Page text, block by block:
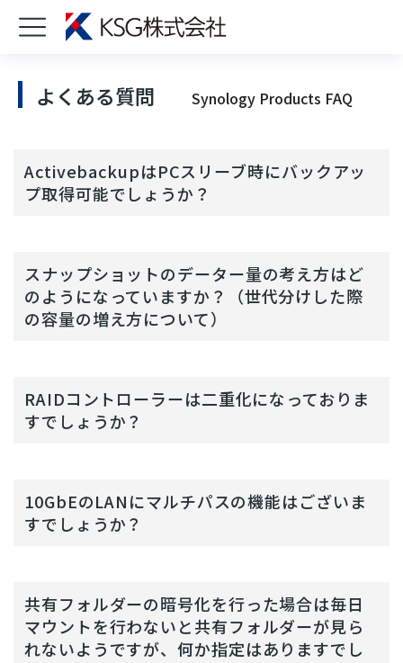
よくある質問 Synology Products FAQ
ActivebackupはPCスリーブ時にバックアッ
プ取得可能でしょうか？
スナップショットのデーター量の考え方はど
のようになっていますか？（世代分けした際
の容量の増え方について）
RAIDコントローラーは二重化になっておりま
すでしょうか？
10GbEのLANにマルチパスの機能はございま
すでしょうか？
共有フォルダーの暗号化を行った場合は毎日
マウントを行わないと共有フォルダーが見ら
れないようですが、何か指定はありますでし